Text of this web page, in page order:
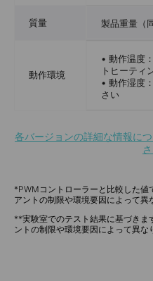
質量 製品重量（
動作環境
• 動作温度
トヒーティ
• 動作湿度
さい
各バージョンの詳細な情報に
*PWMコントローラーと比較した値
アントの制限や環境要因によって異
**実験室でのテスト結果に基づきま
ントの制限や環境要因によって異な